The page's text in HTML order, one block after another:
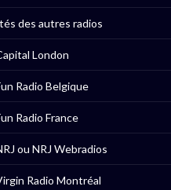
des autres radios
London
Radio Belgique
Radio France
ou NRJ Webradios
Radio Montréal